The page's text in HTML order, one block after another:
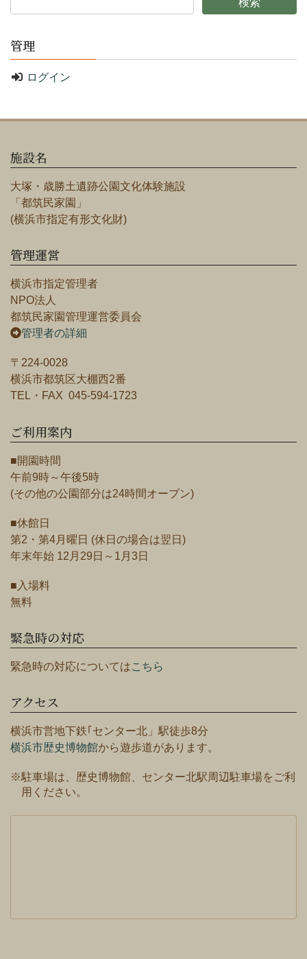
管理
ログイン
施設名
大塚・歳勝土遺跡公園文化体験施設
「都筑民家園」
(横浜市指定有形文化財)
管理運営
横浜市指定管理者
NPO法人
都筑民家園管理運営委員会
管理者の詳細
〒224-0028
横浜市都筑区大棚西2番
TEL・FAX 045-594-1723
ご利用案内
■開園時間
午前9時～午後5時
(その他の公園部分は24時間オープン)
■休館日
第2・第4月曜日 (休日の場合は翌日)
年末年始 12月29日～1月3日
■入場料
無料
緊急時の対応
緊急時の対応についてはこちら
アクセス
横浜市営地下鉄｢センター北」駅徒歩8分
横浜市歴史博物館から遊歩道があります。
※駐車場は、歴史博物館、センター北駅周辺駐車場をご利
用ください。